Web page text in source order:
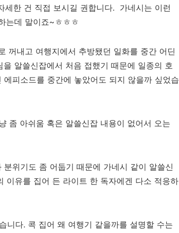
세한 건 직접 보시길 권합니다. 가네시는 이런
는데 말이죠~ㅎㅎㅎ
꺼내고 여행지에서 추방됐던 일화를 중간 어딘
을 알쓸신잡에서 처음 접했기 때문에 일종의 호
에피소드를 중간에 놓았어도 되지 않을까 싶었습
좀 아쉬움 혹은 알쓸신잡 내용이 없어서 오는
분위기도 좀 어둡기 때문에 가네시 같이 알쓸신
이유를 집어 든 라이트 한 독자에겐 다소 적응하
니다. 콕 집어 왜 여행기 같을까를 설명할 수는